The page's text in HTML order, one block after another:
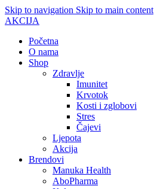
Skip to navigation Skip to main content
AKCIJA
Početna
O nama
Shop
Zdravlje
Imunitet
Krvotok
Kosti i zglobovi
Stres
Čajevi
Ljepota
Akcija
Brendovi
Manuka Health
AboPharma